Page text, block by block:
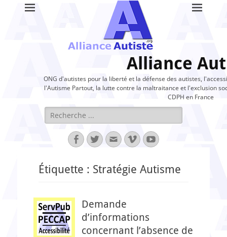
Alliance
ONG d'autistes pour la liberté et la défense des autistes,
l'Autisme Partout, la lutte contre la maltraitance et l'exclusion
CDPH en France
Rechercher :
Facebook
TwitterAdresse
de
VimeoYouTube
Étiquette : Stratégie Autisme
​Demande
d’informations
concernant l’absence de